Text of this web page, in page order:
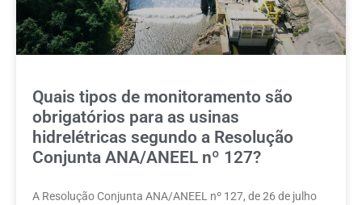
Quais tipos de monitoramento são
obrigatórios para as usinas
hidrelétricas segundo a Resolução
Conjunta ANA/ANEEL nº 127?
A Resolução Conjunta ANA/ANEEL nº 127, de 26 de julho